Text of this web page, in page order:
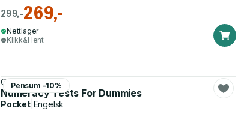
299,-269,-
Nettlager
Klikk&Hent
Pensum -10%
Colin Beveridge
Numeracy Tests For Dummies
Pocket| Engelsk